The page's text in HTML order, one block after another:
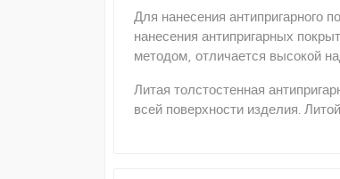
Для нанесения
нанесения антипригарных
методом, отличается высокой
Литая толстостенная
всей поверхности изделия.